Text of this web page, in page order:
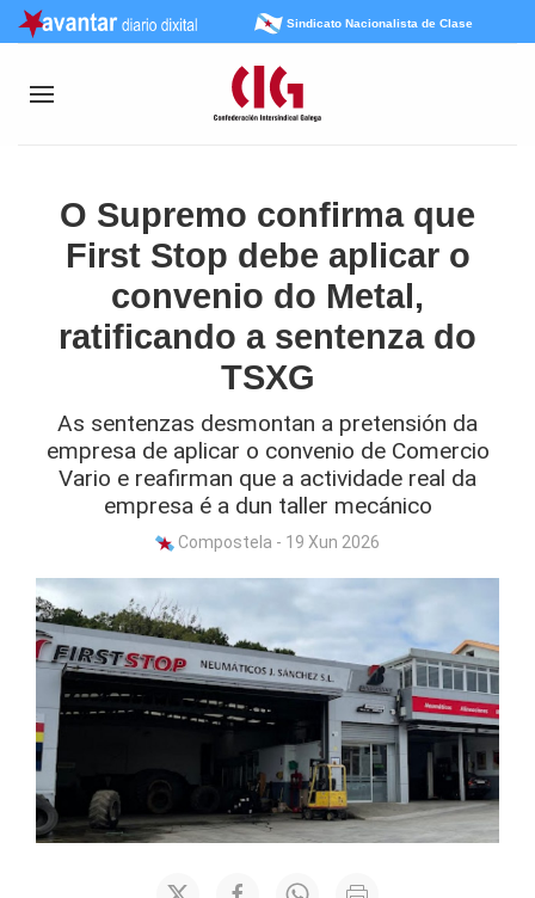
Sindicato Nacionalista de Clase
O Supremo confirma que
First Stop debe aplicar o
convenio do Metal,
ratificando a sentenza do
TSXG
As sentenzas desmontan a pretensión da
empresa de aplicar o convenio de Comercio
Vario e reafirman que a actividade real da
empresa é a dun taller mecánico
Compostela - 19 Xun 2026